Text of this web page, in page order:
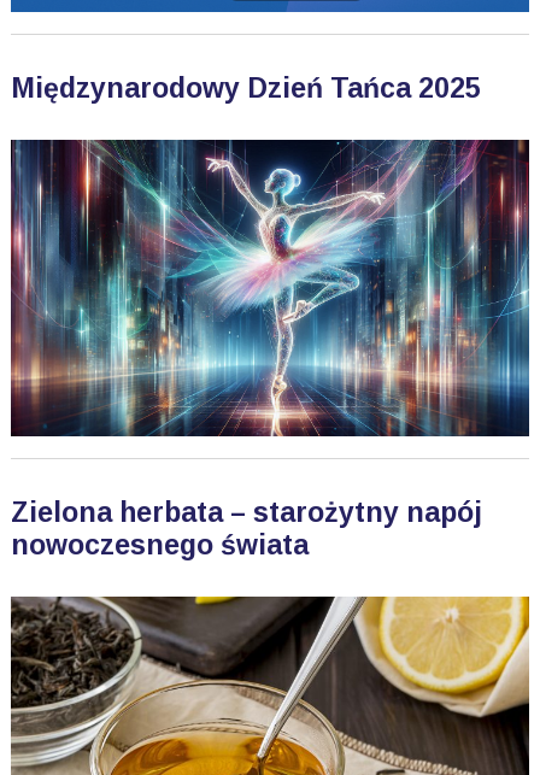
Międzynarodowy Dzień Tańca 2025
Zielona herbata – starożytny napój
nowoczesnego świata